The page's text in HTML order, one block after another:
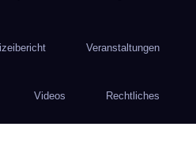
Veranstaltungen
Videos Rechtliches